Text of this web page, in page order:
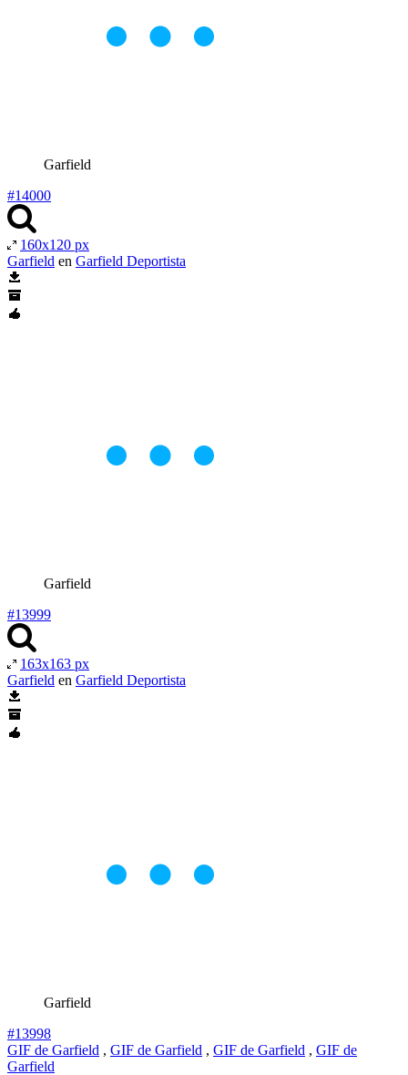
Garfield
#14000
160x120 px
Garfield en Garfield Deportista
Garfield
#13999
163x163 px
Garfield en Garfield Deportista
Garfield
#13998
GIF de Garfield , GIF de Garfield , GIF de Garfield , GIF de
Garfield